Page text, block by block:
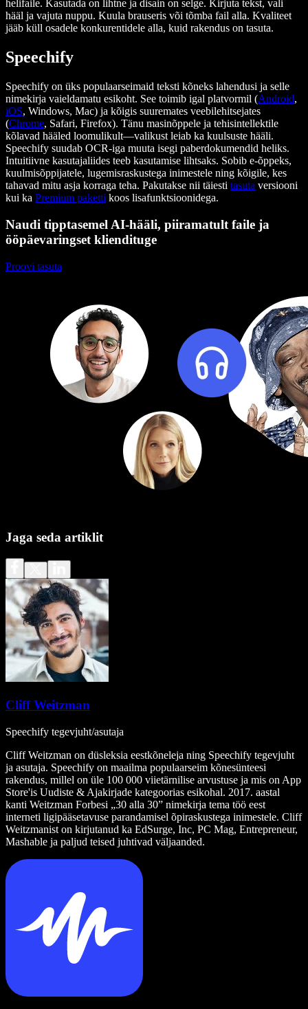
helifaile. Kasutada on lihtne ja disain on selge. Kirjuta tekst, vali
hääl ja vajuta nuppu. Kuula brauseris või tõmba fail alla. Kvaliteet
jääb küll osadele konkurentidele alla, kuid rakendus on tasuta.
Speechify
Speechify on üks populaarseimaid teksti kõneks lahendusi ja selle
nimekirja vaieldamatu esikoht. See toimib igal platvormil (Android,
iOS, Windows, Mac) ja kõigis suuremates veebilehitsejates
(Chrome, Safari, Firefox). Tänu masinõppele ja tehisintellektile
kõlavad hääled loomulikult—valikust leiab ka kuulsuste hääli.
Speechify suudab OCR-iga muuta isegi paberdokumendid heliks.
Intuitiivne kasutajaliides teeb kasutamise lihtsaks. Sobib e-õppeks,
kuulmisõppijatele, lugemisraskustega inimestele ning kõigile, kes
tahavad mitu asja korraga teha. Pakutakse nii täiesti tasuta versiooni
kui ka Premium paketti koos lisafunktsioonidega.
Naudi tipptasemel AI-hääli, piiramatult faile ja
ööpäevaringset kliendituge
Proovi tasuta
Jaga seda artiklit
Cliff Weitzman
Speechify tegevjuht/asutaja
Cliff Weitzman on düsleksia eestkõneleja ning Speechify tegevjuht
ja asutaja. Speechify on maailma populaarseim kõnesünteesi
rakendus, millel on üle 100 000 viietärnilise arvustuse ja mis on App
Store'is Uudiste & Ajakirjade kategoorias esikohal. 2017. aastal
kanti Weitzman Forbesi „30 alla 30” nimekirja tema töö eest
interneti ligipääsetavuse parandamisel õpiraskustega inimestele. Cliff
Weitzmanist on kirjutanud ka EdSurge, Inc, PC Mag, Entrepreneur,
Mashable ja paljud teised juhtivad väljaanded.